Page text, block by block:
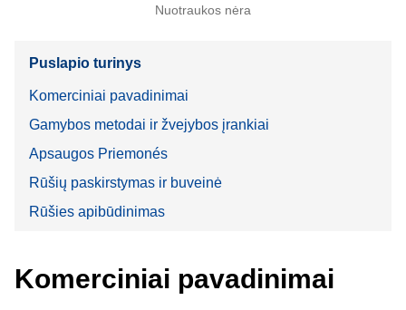
Nuotraukos nėra
Puslapio turinys
Komerciniai pavadinimai
Gamybos metodai ir žvejybos įrankiai
Apsaugos Priemonés
Rūšių paskirstymas ir buveinė
Rūšies apibūdinimas
Komerciniai pavadinimai